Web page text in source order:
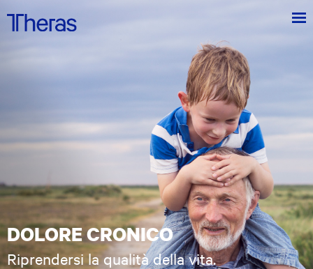
Menu
DOLORE CRONICO
Riprendersi la qualità della vita.